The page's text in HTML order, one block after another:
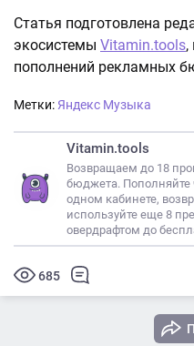
Статья подготовлена
экосистемы Vitamin.tools,
пополнений рекламных
Метки: Яндекс Музыка
Vitamin.tools
Возвращаем до 18
бюджета. Пополняйте
одном кабинете,
используйте еще 8
овердрафтом до
685